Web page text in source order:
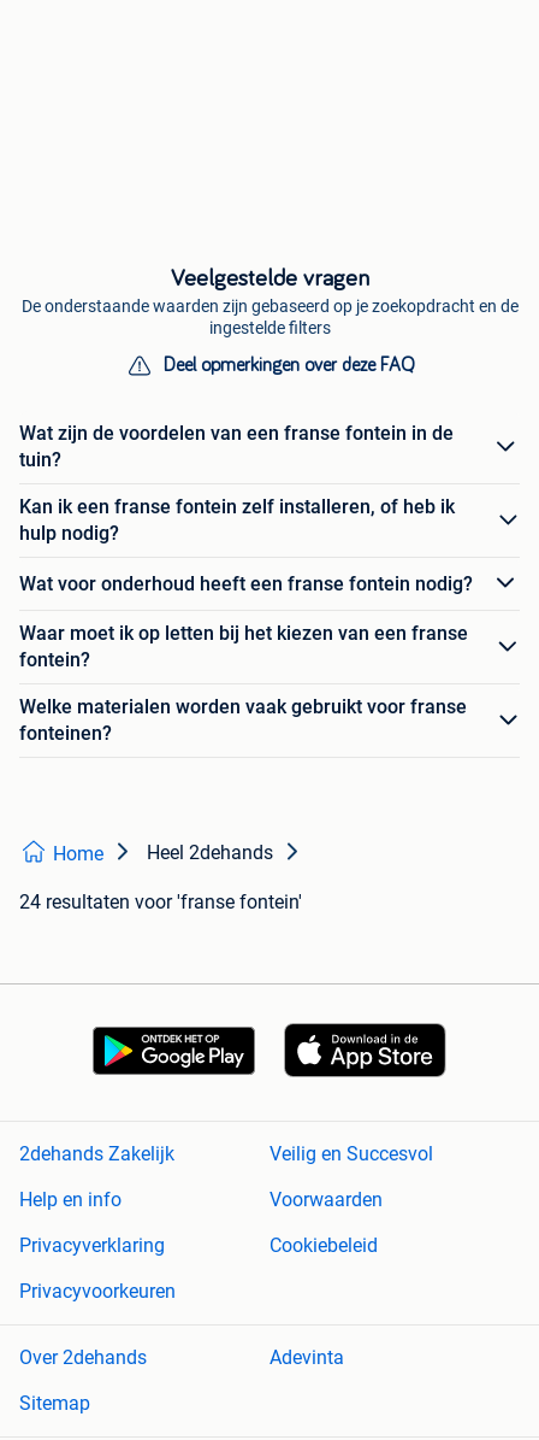
Veelgestelde vragen
De onderstaande waarden zijn gebaseerd op je zoekopdracht en de
ingestelde filters
Deel opmerkingen over deze FAQ
Wat zijn de voordelen van een franse fontein in de
tuin?
Kan ik een franse fontein zelf installeren, of heb ik
hulp nodig?
Wat voor onderhoud heeft een franse fontein nodig?
Waar moet ik op letten bij het kiezen van een franse
fontein?
Welke materialen worden vaak gebruikt voor franse
fonteinen?
Home Heel 2dehands
24 resultaten voor 'franse fontein'
2dehands Zakelijk
Veilig en Succesvol
Help en info
Voorwaarden
Privacyverklaring
Cookiebeleid
Privacyvoorkeuren
Over 2dehands
Adevinta
Sitemap